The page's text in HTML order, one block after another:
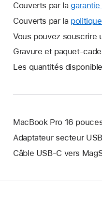
Couverts par la
Couverts par la
Vous pouvez souscrire
Gravure et paquet-
Les quantités
MacBook Pro 16
Adaptateur secteur
Câble USB-C vers